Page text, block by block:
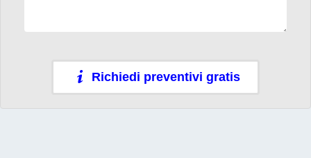
Richiedi preventivi gratis